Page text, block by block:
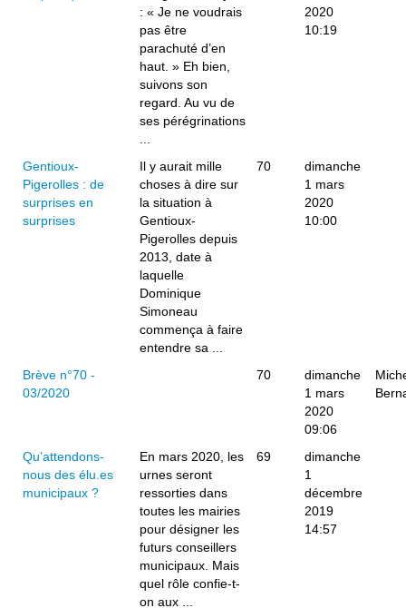
: « Je ne voudrais
pas être
parachuté d’en
haut. » Eh bien,
suivons son
regard. Au vu de
ses pérégrinations
2020
10:19
Gentioux-
Pigerolles : de
surprises en
surprises
Il y aurait mille
choses à dire sur
la situation à
Gentioux-
Pigerolles depuis
2013, date à
laquelle
Dominique
Simoneau
commença à faire
entendre sa ...
70
dimanche
1 mars
2020
10:00
Brève n°70 -
03/2020
70
dimanche
1 mars
2020
09:06
Qu’attendons-
nous des élu.es
municipaux ?
En mars 2020, les
urnes seront
ressorties dans
toutes les mairies
pour désigner les
futurs conseillers
municipaux. Mais
quel rôle confie-t-
on aux ...
69
dimanche
1
décembre
2019
14:57